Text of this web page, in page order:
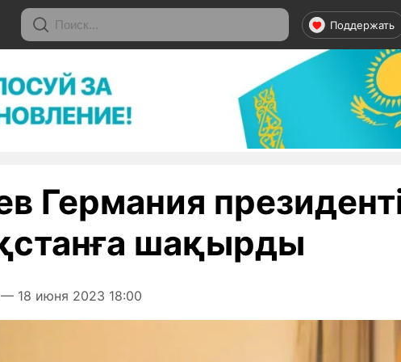
Поддержать
Германия
шақырды
— 18 июня 2023 18:00